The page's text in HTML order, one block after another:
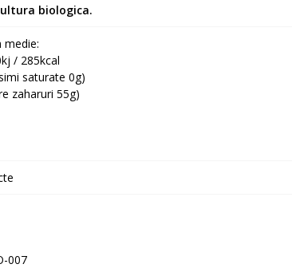
biologica.
medie:
/ 285kcal
saturate 0g)
zaharuri 55g)
007